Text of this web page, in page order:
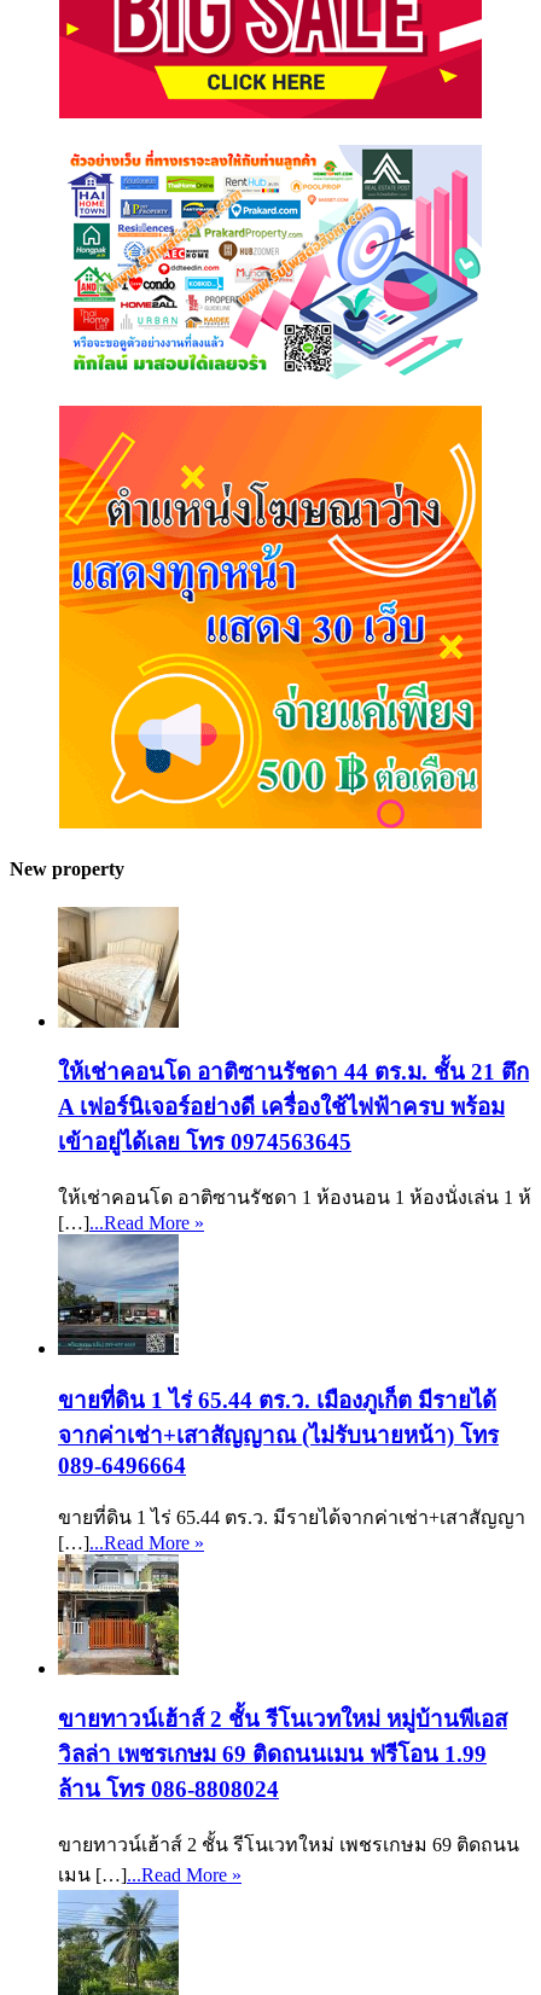
New property
ให้เช่าคอนโด อาติซานรัชดา 44 ตร.ม. ชั้น 21 ตึก
A เฟอร์นิเจอร์อย่างดี เครื่องใช้ไฟฟ้าครบ พร้อม
เข้าอยู่ได้เลย โทร 0974563645
ให้เช่าคอนโด อาติซานรัชดา 1 ห้องนอน 1 ห้องนั่งเล่น 1 ห้
[…]...Read More »
ขายที่ดิน 1 ไร่ 65.44 ตร.ว. เมืองภูเก็ต มีรายได้
จากค่าเช่า+เสาสัญญาณ (ไม่รับนายหน้า) โทร
089-6496664
ขายที่ดิน 1 ไร่ 65.44 ตร.ว. มีรายได้จากค่าเช่า+เสาสัญญา
[…]...Read More »
ขายทาวน์เฮ้าส์ 2 ชั้น รีโนเวทใหม่ หมู่บ้านพีเอส
วิลล่า เพชรเกษม 69 ติดถนนเมน ฟรีโอน 1.99
ล้าน โทร 086-8808024
ขายทาวน์เฮ้าส์ 2 ชั้น รีโนเวทใหม่ เพชรเกษม 69 ติดถนน
เมน […]...Read More »